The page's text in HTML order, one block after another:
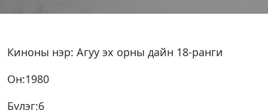
Киноны нэр: Агуу эх орны дайн 18-ранги
Он:1980
Бүлэг:6